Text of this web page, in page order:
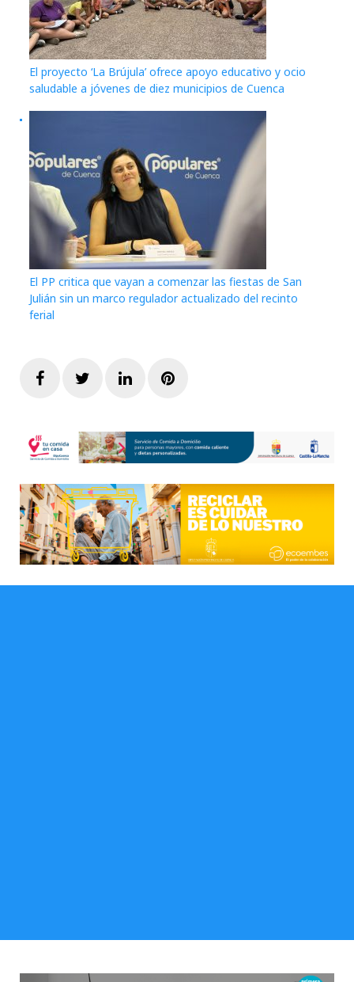
El proyecto ‘La Brújula’ ofrece apoyo educativo y ocio
saludable a jóvenes de diez municipios de Cuenca
El PP critica que vayan a comenzar las fiestas de San
Julián sin un marco regulador actualizado del recinto
ferial
FacebookTwitterLinkedInPinterest